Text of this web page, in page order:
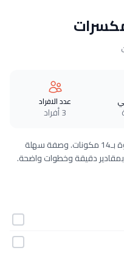
عدد الافراد
3 أفراد
طريقة عمل أصابع المكسرات خطوة بخطوة بـ14 مكونات. وصفة سهلة